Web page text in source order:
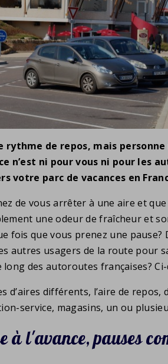
de repos, mais
n’est ni pour vous ni pour les
votre parc de vacances en
de vous arrêter à une aire et
une odeur de fraîcheur et
fois que vous prenez une
autres usagers de la route
des autoroutes françaises? Ci-
d’aires différents, l’aire de
service, magasins, un ou
à l'avance, pauses